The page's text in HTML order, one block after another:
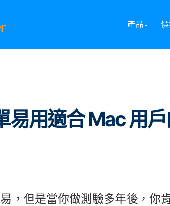
產品
用適合 Mac 用
，但是當你做測驗多年後，你